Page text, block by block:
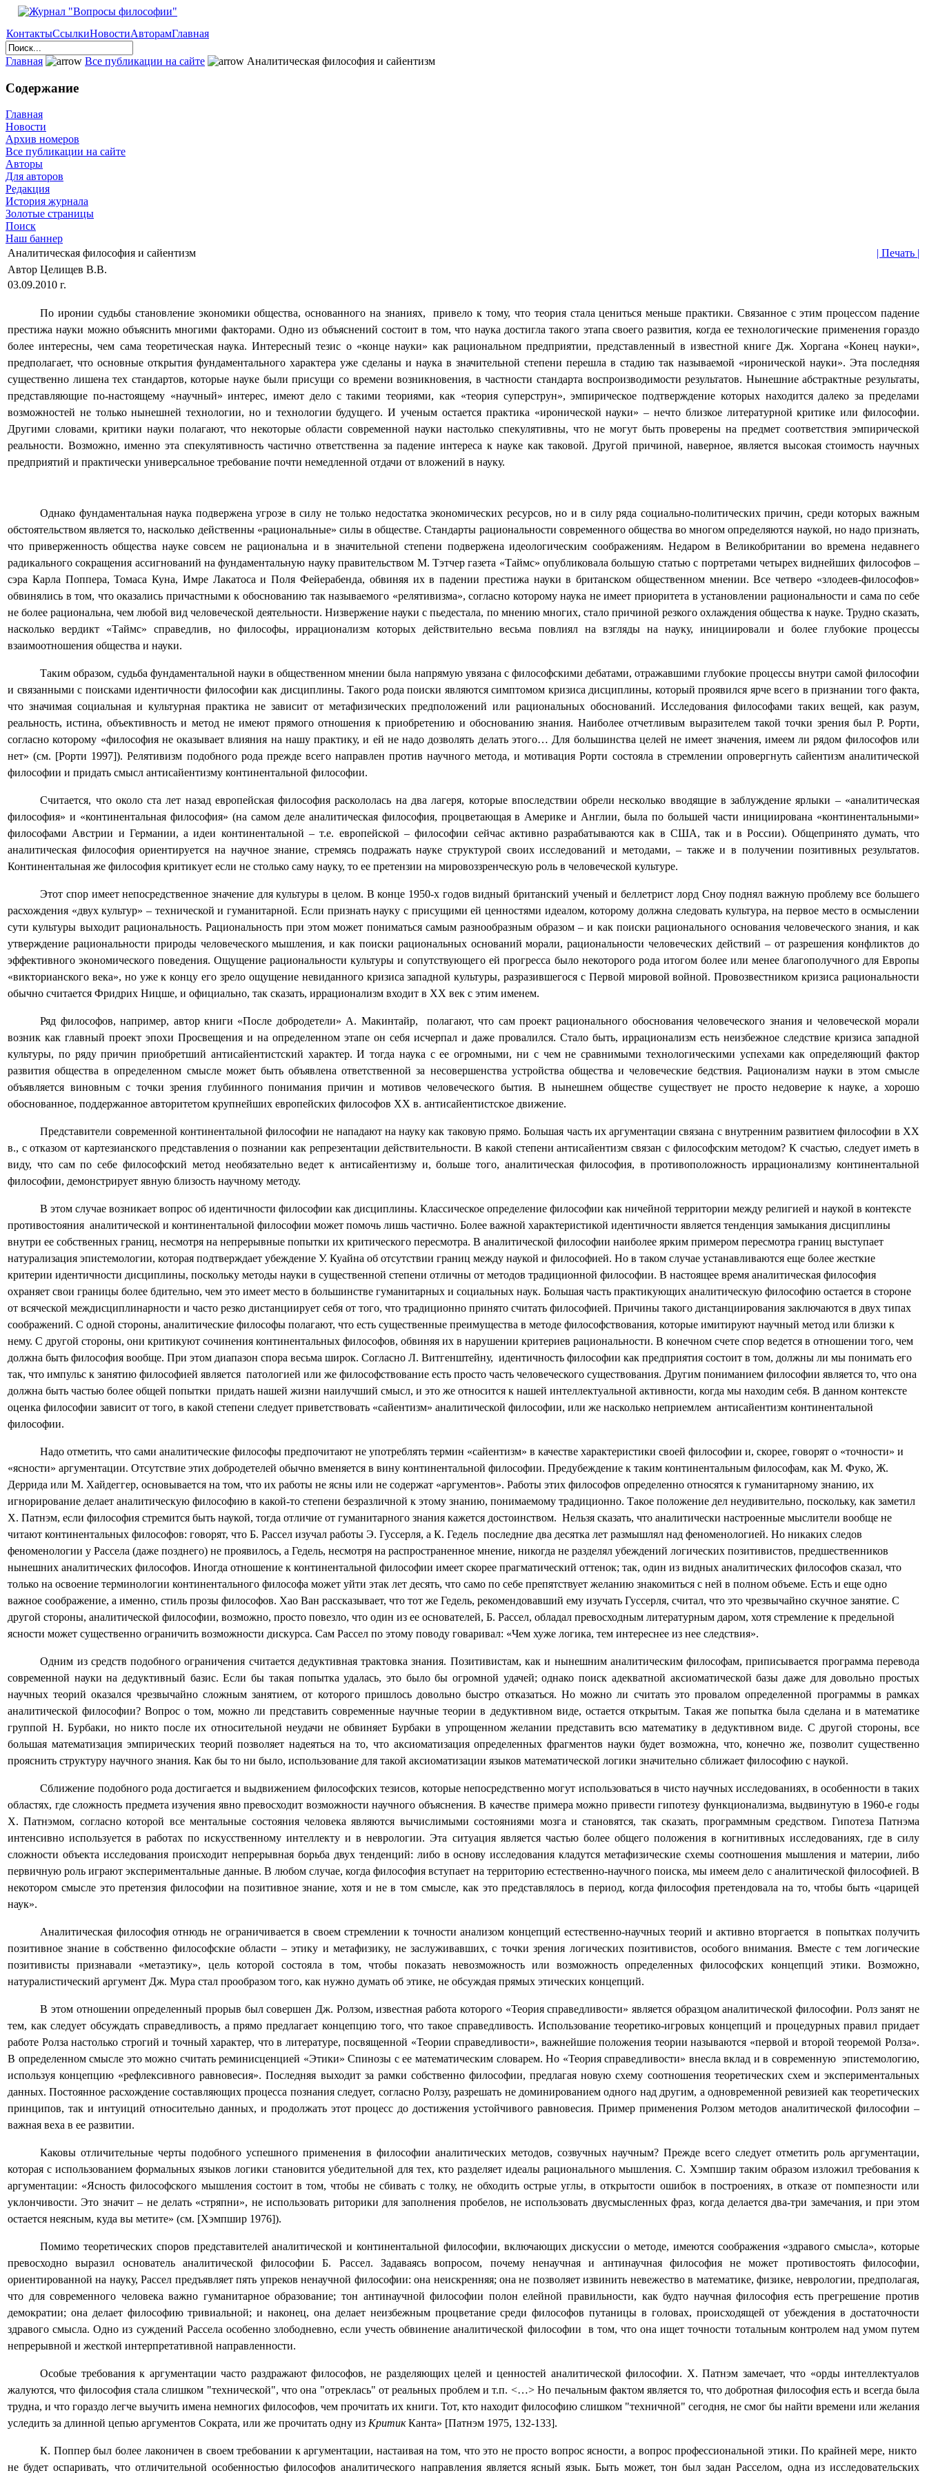
КонтактыСсылкиНовостиАвторамГлавная
Главная Все публикации на сайте Аналитическая философия и сайентизм
Содержание
Главная
Новости
Архив номеров
Все публикации на сайте
Авторы
Для авторов
Редакция
История журнала
Золотые страницы
Поиск
Наш баннер
Аналитическая философия и сайентизм
| Печать |
Автор Целищев В.В.
03.09.2010 г.
По иронии судьбы становление экономики общества, основанного на знаниях,
привело к тому, что теория стала цениться меньше практики. Связанное с этим процессом падение
престижа науки можно объяснить многими факторами. Одно из объяснений состоит в том, что наука достигла такого этапа своего развития, когда ее технологические применения гораздо
более интересны, чем сама теоретическая наука. Интересный тезис о «конце науки» как рациональном предприятии, представленный в известной книге Дж. Хоргана «Конец науки»,
предполагает, что основные открытия фундаментального характера уже сделаны и наука в значительной степени перешла в стадию так называемой «иронической науки». Эта последняя
существенно лишена тех стандартов, которые науке были присущи со времени возникновения, в частности стандарта воспроизводимости результатов. Нынешние абстрактные результаты,
представляющие по-настоящему «научный» интерес, имеют дело с такими теориями, как «теория суперструн», эмпирическое подтверждение которых находится далеко за пределами
возможностей не только нынешней технологии, но и технологии будущего. И ученым остается практика «иронической науки» – нечто близкое литературной критике или философии.
Другими словами, критики науки полагают, что некоторые области современной науки настолько спекулятивны, что не могут быть проверены на предмет соответствия эмпирической
реальности. Возможно, именно эта спекулятивность частично ответственна за падение интереса к науке как таковой. Другой причиной, наверное, является высокая стоимость научных
предприятий и практически универсальное требование почти немедленной отдачи от вложений в науку.
Однако фундаментальная наука подвержена угрозе в силу не только недостатка экономических ресурсов, но и в силу ряда социально-политических причин, среди которых важным
обстоятельством является то, насколько действенны «рациональные» силы в обществе. Стандарты рациональности современного общества во многом определяются наукой, но надо признать,
что приверженность общества науке совсем не рациональна и в значительной степени подвержена идеологическим соображениям. Недаром в Великобритании во времена недавнего
радикального сокращения ассигнований на фундаментальную науку правительством М. Тэтчер газета «Таймс» опубликовала большую статью с портретами четырех виднейших философов –
сэра Карла Поппера, Томаса Куна, Имре Лакатоса и Поля Фейерабенда, обвиняя их в падении престижа науки в британском общественном мнении. Все четверо «злодеев-философов»
обвинялись в том, что оказались причастными к обоснованию так называемого «релятивизма», согласно которому наука не имеет приоритета в установлении рациональности и сама по себе
не более рациональна, чем любой вид человеческой деятельности. Низвержение науки с пьедестала, по мнению многих, стало причиной резкого охлаждения общества к науке. Трудно сказать,
насколько вердикт «Таймс» справедлив, но философы, иррационализм которых действительно весьма повлиял на взгляды на науку, инициировали и более глубокие процессы
взаимоотношения общества и науки.
Таким образом, судьба фундаментальной науки в общественном мнении была напрямую увязана с философскими дебатами, отражавшими глубокие процессы внутри самой философии
и связанными с поисками идентичности философии как дисциплины. Такого рода поиски являются симптомом кризиса дисциплины, который проявился ярче всего в признании того факта,
что значимая социальная и культурная практика не зависит от метафизических предположений или рациональных обоснований. Исследования философами таких вещей, как разум,
реальность, истина, объективность и метод не имеют прямого отношения к приобретению и обоснованию знания. Наиболее отчетливым выразителем такой точки зрения был Р. Рорти,
согласно которому «философия не оказывает влияния на нашу практику, и ей не надо дозволять делать этого… Для большинства целей не имеет значения, имеем ли рядом философов или
нет» (см. [Рорти 1997]). Релятивизм подобного рода прежде всего направлен против научного метода, и мотивация Рорти состояла в стремлении опровергнуть сайентизм аналитической
философии и придать смысл антисайентизму континентальной философии.
Считается, что около ста лет назад европейская философия раскололась на два лагеря, которые впоследствии обрели несколько вводящие в заблуждение ярлыки – «аналитическая
философия» и «континентальная философия» (на самом деле аналитическая философия, процветающая в Америке и Англии, была по большей части инициирована «континентальными»
философами Австрии и Германии, а идеи континентальной – т.е. европейской – философии сейчас активно разрабатываются как в США, так и в России). Общепринято думать, что
аналитическая философия ориентируется на научное знание, стремясь подражать науке структурой своих исследований и методами, – также и в получении позитивных результатов.
Континентальная же философия критикует если не столько саму науку, то ее претензии на мировоззренческую роль в человеческой культуре.
Этот спор имеет непосредственное значение для культуры в целом. В конце 1950-х годов видный британский ученый и беллетрист лорд Сноу поднял важную проблему все большего
расхождения «двух культур» – технической и гуманитарной. Если признать науку с присущими ей ценностями идеалом, которому должна следовать культура, на первое место в осмыслении
сути культуры выходит рациональность. Рациональность при этом может пониматься самым разнообразным образом – и как поиски рационального основания человеческого знания, и как
утверждение рациональности природы человеческого мышления, и как поиски рациональных оснований морали, рациональности человеческих действий – от разрешения конфликтов до
эффективного экономического поведения. Ощущение рациональности культуры и сопутствующего ей прогресса было некоторого рода итогом более или менее благополучного для Европы
«викторианского века», но уже к концу его зрело ощущение невиданного кризиса западной культуры, разразившегося с Первой мировой войной. Провозвестником кризиса рациональности
обычно считается Фридрих Ницше, и официально, так сказать, иррационализм входит в ХХ век с этим именем.
Ряд философов, например, автор книги «После добродетели» А. Макинтайр,
полагают, что сам проект рационального обоснования человеческого знания и человеческой морали
возник как главный проект эпохи Просвещения и на определенном этапе он себя исчерпал и даже провалился. Стало быть, иррационализм есть неизбежное следствие кризиса западной
культуры, по ряду причин приобретший антисайентистский характер. И тогда наука с ее огромными, ни с чем не сравнимыми технологическими успехами как определяющий фактор
развития общества в определенном смысле может быть объявлена ответственной за несовершенства устройства общества и человеческие бедствия. Рационализм науки в этом смысле
объявляется виновным с точки зрения глубинного понимания причин и мотивов человеческого бытия. В нынешнем обществе существует не просто недоверие к науке, а хорошо
обоснованное, поддержанное авторитетом крупнейших европейских философов ХХ в. антисайентистское движение.
Представители современной континентальной философии не нападают на науку как таковую прямо. Большая часть их аргументации связана с внутренним развитием философии в ХХ
в., с отказом от картезианского представления о познании как репрезентации действительности. В какой степени антисайентизм связан с философским методом? К счастью, следует иметь в
виду, что сам по себе философский метод необязательно ведет к антисайентизму и, больше того, аналитическая философия, в противоположность иррационализму континентальной
философии, демонстрирует явную близость научному методу.
В этом случае возникает вопрос об идентичности философии как дисциплины. Классическое определение философии как ничейной территории между религией и наукой в контексте
противостояния аналитической и континентальной философии может помочь лишь частично. Более важной характеристикой идентичности является тенденция замыкания дисциплины
внутри ее собственных границ, несмотря на непрерывные попытки их критического пересмотра. В аналитической философии наиболее ярким примером пересмотра границ выступает
натурализация эпистемологии, которая подтверждает убеждение У. Куайна об отсутствии границ между наукой и философией. Но в таком случае устанавливаются еще более жесткие
критерии идентичности дисциплины, поскольку методы науки в существенной степени отличны от методов традиционной философии. В настоящее время аналитическая философия
охраняет свои границы более бдительно, чем это имеет место в большинстве гуманитарных и социальных наук. Большая часть практикующих аналитическую философию остается в стороне
от всяческой междисциплинарности и часто резко дистанциирует себя от того, что традиционно принято считать философией. Причины такого дистанциирования заключаются в двух типах
соображений. С одной стороны, аналитические философы полагают, что есть существенные преимущества в методе философствования, которые имитируют научный метод или близки к
нему. С другой стороны, они критикуют сочинения континентальных философов, обвиняя их в нарушении критериев рациональности. В конечном счете спор ведется в отношении того, чем
должна быть философия вообще. При этом диапазон спора весьма широк. Согласно Л. Витгенштейну, идентичность философии как предприятия состоит в том, должны ли мы понимать его
так, что импульс к занятию философией является патологией или же философствование есть просто часть человеческого существования. Другим пониманием философии является то, что она
должна быть частью более общей попытки придать нашей жизни наилучший смысл, и это же относится к нашей интеллектуальной активности, когда мы находим себя. В данном контексте
оценка философии зависит от того, в какой степени следует приветствовать «сайентизм» аналитической философии, или же насколько неприемлем антисайентизм континентальной
философии.
Надо отметить, что сами аналитические философы предпочитают не употреблять термин «сайентизм» в качестве характеристики своей философии и, скорее, говорят о «точности» и
«ясности» аргументации. Отсутствие этих добродетелей обычно вменяется в вину континентальной философии. Предубеждение к таким континентальным философам, как М. Фуко, Ж.
Деррида или М. Хайдеггер, основывается на том, что их работы не ясны или не содержат «аргументов». Работы этих философов определенно относятся к гуманитарному знанию, их
игнорирование делает аналитическую философию в какой-то степени безразличной к этому знанию, понимаемому традиционно. Такое положение дел неудивительно, поскольку, как заметил
Х. Патнэм, если философия стремится быть наукой, тогда отличие от гуманитарного знания кажется достоинством. Нельзя сказать, что аналитически настроенные мыслители вообще не
читают континентальных философов: говорят, что Б. Рассел изучал работы Э. Гуссерля, а К. Гедель последние два десятка лет размышлял над феноменологией. Но никаких следов
феноменологии у Рассела (даже позднего) не проявилось, а Гедель, несмотря на распространенное мнение, никогда не разделял убеждений логических позитивистов, предшественников
нынешних аналитических философов. Иногда отношение к континентальной философии имеет скорее прагматический оттенок; так, один из видных аналитических философов сказал, что
только на освоение терминологии континентального философа может уйти этак лет десять, что само по себе препятствует желанию знакомиться с ней в полном объеме. Есть и еще одно
важное соображение, а именно, стиль прозы философов. Хао Ван рассказывает, что тот же Гедель, рекомендовавший ему изучать Гуссерля, считал, что это чрезвычайно скучное занятие. С
другой стороны, аналитической философии, возможно, просто повезло, что один из ее основателей, Б. Рассел, обладал превосходным литературным даром, хотя стремление к предельной
ясности может существенно ограничить возможности дискурса. Сам Рассел по этому поводу говаривал: «Чем хуже логика, тем интереснее из нее следствия».
Одним из средств подобного ограничения считается дедуктивная трактовка знания. Позитивистам, как и нынешним аналитическим философам, приписывается программа перевода
современной науки на дедуктивный базис. Если бы такая попытка удалась, это было бы огромной удачей; однако поиск адекватной аксиоматической базы даже для довольно простых
научных теорий оказался чрезвычайно сложным занятием, от которого пришлось довольно быстро отказаться. Но можно ли считать это провалом определенной программы в рамках
аналитической философии? Вопрос о том, можно ли представить современные научные теории в дедуктивном виде, остается открытым. Такая же попытка была сделана и в математике
группой Н. Бурбаки, но никто после их относительной неудачи не обвиняет Бурбаки в упрощенном желании представить всю математику в дедуктивном виде. С другой стороны, все
большая математизация эмпирических теорий позволяет надеяться на то, что аксиоматизация определенных фрагментов науки будет возможна, что, конечно же, позволит существенно
прояснить структуру научного знания. Как бы то ни было, использование для такой аксиоматизации языков математической логики значительно сближает философию с наукой.
Сближение подобного рода достигается и выдвижением философских тезисов, которые непосредственно могут использоваться в чисто научных исследованиях, в особенности в таких
областях, где сложность предмета изучения явно превосходит возможности научного объяснения. В качестве примера можно привести гипотезу функционализма, выдвинутую в 1960-е годы
Х. Патнэмом, согласно которой все ментальные состояния человека являются вычислимыми состояниями мозга и становятся, так сказать, программным средством. Гипотеза Патнэма
интенсивно используется в работах по искусственному интеллекту и в неврологии. Эта ситуация является частью более общего положения в когнитивных исследованиях, где в силу
сложности объекта исследования происходит непрерывная борьба двух тенденций: либо в основу исследования кладутся метафизические схемы соотношения мышления и материи, либо
первичную роль играют экспериментальные данные. В любом случае, когда философия вступает на территорию естественно-научного поиска, мы имеем дело с аналитической философией. В
некотором смысле это претензия философии на позитивное знание, хотя и не в том смысле, как это представлялось в период, когда философия претендовала на то, чтобы быть «царицей
наук».
Аналитическая философия отнюдь не ограничивается в своем стремлении к точности анализом концепций естественно-научных теорий и активно вторгается
в попытках получить
позитивное знание в собственно философские области – этику и метафизику, не заслуживавших, с точки зрения логических позитивистов, особого внимания. Вместе с тем логические
позитивисты признавали «метаэтику», цель которой состояла в том, чтобы показать невозможность или возможность определенных философских концепций этики. Возможно,
натуралистический аргумент Дж. Мура стал прообразом того, как нужно думать об этике, не обсуждая прямых этических концепций.
В этом отношении определенный прорыв был совершен Дж. Ролзом, известная работа которого «Теория справедливости» является образцом аналитической философии. Ролз занят не
тем, как следует обсуждать справедливость, а прямо предлагает концепцию того, что такое справедливость. Использование теоретико-игровых концепций и процедурных правил придает
работе Ролза настолько строгий и точный характер, что в литературе, посвященной «Теории справедливости», важнейшие положения теории называются «первой и второй теоремой Ролза».
В определенном смысле это можно считать реминисценцией «Этики» Спинозы с ее математическим словарем. Но «Теория справедливости» внесла вклад и в современную эпистемологию,
используя концепцию «рефлексивного равновесия». Последняя выходит за рамки собственно философии, предлагая новую схему соотношения теоретических схем и экспериментальных
данных. Постоянное расхождение составляющих процесса познания следует, согласно Ролзу, разрешать не доминированием одного над другим, а одновременной ревизией как теоретических
принципов, так и интуиций относительно данных, и продолжать этот процесс до достижения устойчивого равновесия. Пример применения Ролзом методов аналитической философии –
важная веха в ее развитии.
Каковы отличительные черты подобного успешного применения в философии аналитических методов, созвучных научным? Прежде всего следует отметить роль аргументации,
которая с использованием формальных языков логики становится убедительной для тех, кто разделяет идеалы рационального мышления. С. Хэмпшир таким образом изложил требования к
аргументации: «Ясность философского мышления состоит в том, чтобы не сбивать с толку, не обходить острые углы, в открытости ошибок в построениях, в отказе от помпезности или
уклончивости. Это значит – не делать «стряпни», не использовать риторики для заполнения пробелов, не использовать двусмысленных фраз, когда делается два-три замечания, и при этом
остается неясным, куда вы метите» (см. [Хэмпшир 1976]).
Помимо теоретических споров представителей аналитической и континентальной философии, включающих дискуссии о методе, имеются соображения «здравого смысла», которые
превосходно выразил основатель аналитической философии Б. Рассел. Задаваясь вопросом, почему ненаучная и антинаучная философия не может противостоять философии,
ориентированной на науку, Рассел предъявляет пять упреков ненаучной философии: она неискренняя; она не позволяет извинить невежество в математике, физике, неврологии, предполагая,
что для современного человека важно гуманитарное образование; тон антинаучной философии полон елейной правильности, как будто научная философия есть прегрешение против
демократии; она делает философию тривиальной; и наконец, она делает неизбежным процветание среди философов путаницы в головах, происходящей от убеждения в достаточности
здравого смысла. Одно из суждений Рассела особенно злободневно, если учесть обвинение аналитической философии
в том, что она ищет точности тотальным контролем над умом путем
непрерывной и жесткой интерпретативной направленности.
Особые требования к аргументации часто раздражают философов, не разделяющих целей и ценностей аналитической философии. Х. Патнэм замечает, что «орды интеллектуалов
жалуются, что философия стала слишком "технической", что она "отреклась" от реальных проблем и т.п. <…> Но печальным фактом является то, что добротная философия есть и всегда была
трудна, и что гораздо легче выучить имена немногих философов, чем прочитать их книги. Тот, кто находит философию слишком "техничной" сегодня, не смог бы найти времени или желания
уследить за длинной цепью аргументов Сократа, или же прочитать одну из КритикКанта» [Патнэм 1975, 132-133].
К. Поппер был более лаконичен в своем требовании к аргументации, настаивая на том, что это не просто вопрос ясности, а вопрос профессиональной этики. По крайней мере, никто
не будет оспаривать, что отличительной особенностью философов аналитического направления является ясный язык. Быть может, тон был задан Расселом, одна из исследовательских